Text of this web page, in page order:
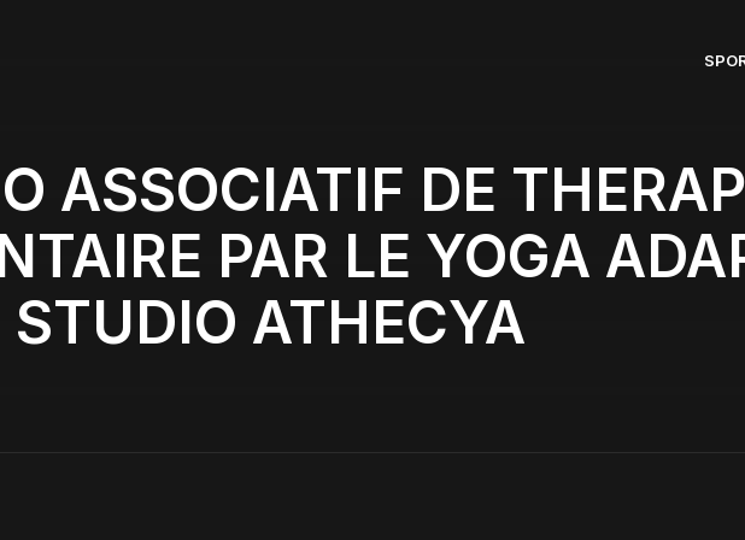
ASSOCIATIF DE
PAR LE YOGA
STUDIO ATHECYA